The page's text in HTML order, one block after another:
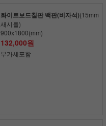
화이트보드칠판 백판(비자석)(15mm
새시틀)
900x1800(mm)
132,000원
부가세포함